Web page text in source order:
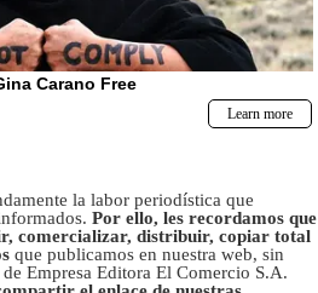
la labor periodística que
Por ello, les recordamos que
comercializar, distribuir, copiar total
que publicamos en nuestra web, sin
Empresa Editora El Comercio S.A.